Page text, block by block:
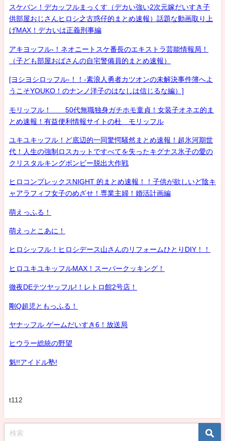
スケバン！デカッフルまっくす（デカい強い2次元嫁だいすき子
供部屋おじさんヒロシ之古惑仔的まとめ速報）話題な動画取り上
げMAX！デカいは正義刑事編
アキヨッフル-！ネオニートスケ番長のエキストラ芸能情報局！
（子ども部屋おばさんの自宅警備員的まとめ速報）
[ヨシヨシロッフル-！！-素浪人勇者カツオンの未解決事件簿へよ
うこそYOUKO！のナンノ洋子のはなしは信じるな編）]
モリッフル！ 50代無職独身ガチホモ童貞！女装子オネエ的ま
とめ速報！有益便利情報サイトの杜 モリッフル
ユキユキッフル！ど底辺的一同驚愕騒然まとめ速報！超氷河期世
代！人生の強制ロスカットですべてを失ったキグナス氷子の愛の
クリスタルキングボンビー脱出大作戦
ヒロコンプレックスNIGHT 的まとめ速報！！子供が欲しいど陰キ
ャアラフィフ女子のめざせ！専業主婦！婚活計画編
萌えっふる！
萌えっとこあに！
ヒロシッフル！ヒロシデース山さんのリフォームひとりDIY！！
ヒロユキユキッフルMAX！スーパークッキング！
徹夜DEテツヤッフル!！レトロ館2号店！
剛Q超児ともっふる！
ヤナッフル ゲームだいすき6！放送局
ヒウラー総統の野望
魁!!アイドル塾!
t112